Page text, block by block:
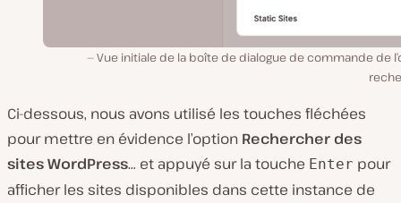
Vue initiale de la boîte de dialogue de commande de
Ci-dessous, nous avons utilisé les touches fléchées
pour mettre en évidence l’option Rechercher des
sites WordPress… et appuyé sur la touche Enter pour
afficher les sites disponibles dans cette instance de